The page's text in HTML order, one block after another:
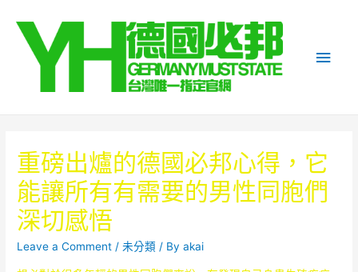
Main
重磅出爐的德國必邦心得，它
能讓所有有需要的男性同胞們
深切感悟
Leave a Comment /未分類 / Byakai